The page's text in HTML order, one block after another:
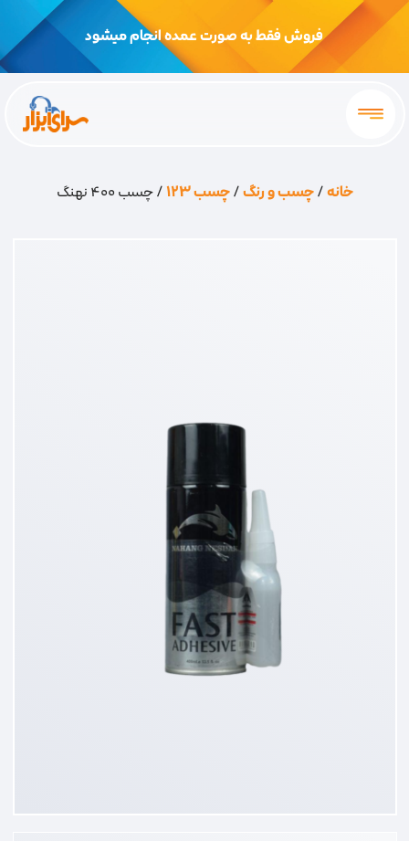
فروش فقط به صورت عمده انجام میشود
خانه/چسب و رنگ/چسب 123 / چسب 400 نهنگ